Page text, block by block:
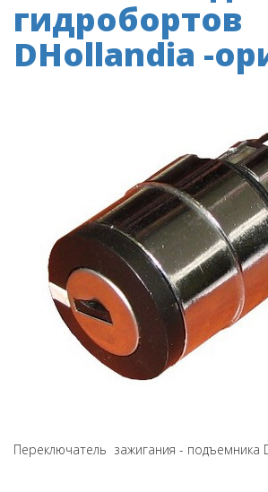
гидробортов
DHollandia -
Переключатель зажигания - подъемника